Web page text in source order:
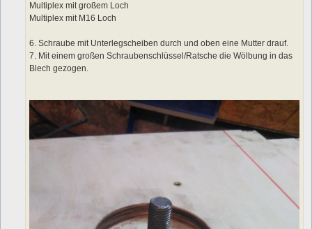
Multiplex mit großem Loch
Multiplex mit M16 Loch
6. Schraube mit Unterlegscheiben durch und oben eine Mutter drauf.
7. Mit einem großen Schraubenschlüssel/Ratsche die Wölbung in das
Blech gezogen.